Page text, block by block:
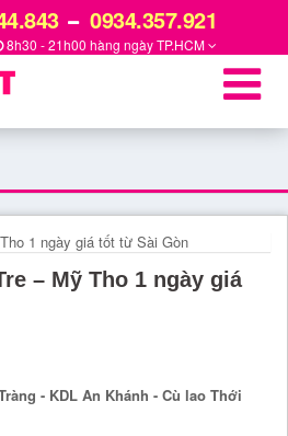
0934.357.921
8h30 - 21h00 hàng ngàyTP.HCM
– Mỹ Tho 1 ngày giá
- KDL An Khánh - Cù lao Thới